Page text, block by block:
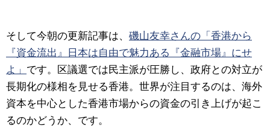
そして今朝の更新記事は、 磯山友幸さんの「香港から
『資金流出』日本は自由で魅力ある『金融市場』にせ
よ」 です。区議選では民主派が圧勝し、政府との対立が
長期化の様相を見せる香港。世界が注目するのは、海外
資本を中心とした香港市場からの資金の引き上げが起こ
るのかどうか、です。